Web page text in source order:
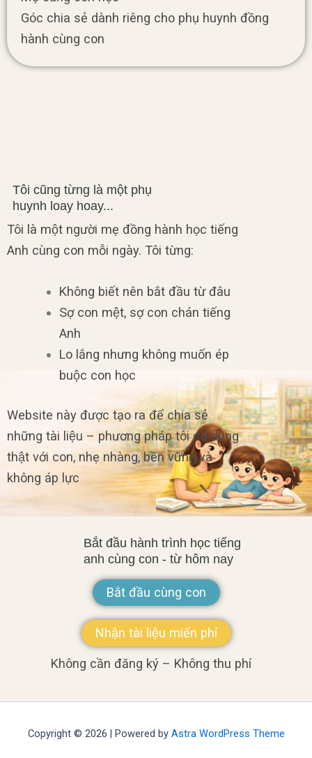
Góc chia sẻ dành riêng cho phụ huynh đồng
hành cùng con
Tôi cũng từng là một phụ
huynh loay hoay...
Tôi là một người mẹ đồng hành học tiếng
Anh cùng con mỗi ngày. Tôi từng:
Không biết nên bắt đầu từ đâu
Sợ con mệt, sợ con chán tiếng
Anh
Lo lắng nhưng không muốn ép
buộc con học
Website này được tạo ra để chia sẻ
những tài liệu – phương pháp tôi đã dùng
thật với con, nhẹ nhàng, bền vững và
không áp lực
Bắt đầu hành trình học tiếng
anh cùng con - từ hôm nay
Bắt đầu cùng con
Nhận tài liệu miến phí
Không cần đăng ký – Không thu phí
Copyright © 2026 | Powered by Astra WordPress Theme